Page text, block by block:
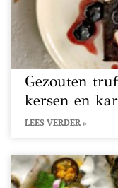
Gezouten
kersen en
LEES VERDER »